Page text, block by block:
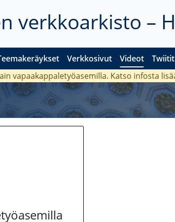
verkkoarkisto –
Verkkosivut Videot Twiitit
vapaakappaletyöasemilla. Katso infosta